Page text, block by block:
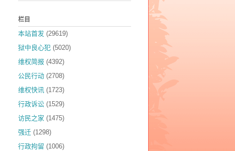
栏目
本站首发 (29619)
狱中良心犯 (5020)
维权简报 (4392)
公民行动 (2708)
维权快讯 (1723)
行政诉讼 (1529)
访民之家 (1475)
强迁 (1298)
行政拘留 (1006)